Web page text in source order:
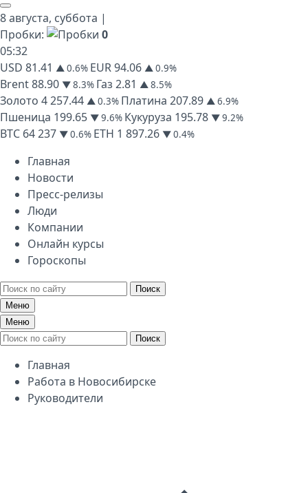
8 августа, суббота |
Пробки:
0
05:32
USD 81.41 ▲ 0.6% EUR94.06 ▲ 0.9%
Brent88.90 ▼ 8.3% Газ 2.81 ▲ 8.5%
Золото 4 257.44 ▲ 0.3% Платина 207.89 ▲ 6.9%
Пшеница 199.65 ▼ 9.6% Кукуруза 195.78 ▼ 9.2%
BTC 64 237 ▼ 0.6% ETH 1 897.26 ▼ 0.4%
Главная
Новости
Пресс-релизы
Люди
Компании
Онлайн курсы
Гороскопы
Поиск
Меню
Меню
Поиск
Главная
Работа в Новосибирске
Руководители